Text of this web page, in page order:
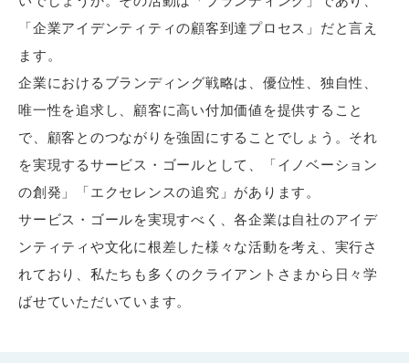
「企業アイデンティティの顧客到達プロセス」だと言え
ます。
企業におけるブランディング戦略は、優位性、独自性、
唯一性を追求し、顧客に高い付加価値を提供すること
で、顧客とのつながりを強固にすることでしょう。それ
を実現するサービス・ゴールとして、「イノベーション
の創発」「エクセレンスの追究」があります。
サービス・ゴールを実現すべく、各企業は自社のアイデ
ンティティや文化に根差した様々な活動を考え、実行さ
れており、私たちも多くのクライアントさまから日々学
ばせていただいています。